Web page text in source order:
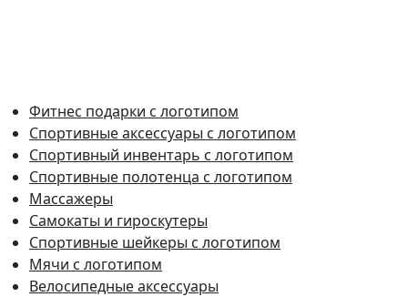
Фитнес подарки с логотипом
Спортивные аксессуары с логотипом
Спортивный инвентарь с логотипом
Спортивные полотенца с логотипом
Массажеры
Самокаты и гироскутеры
Спортивные шейкеры с логотипом
Мячи с логотипом
Велосипедные аксессуары